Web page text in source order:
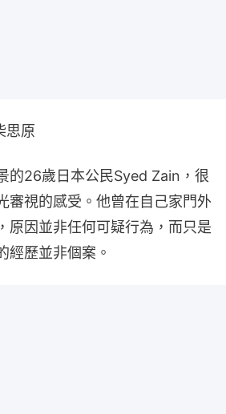
思原
的26歲日本公民Syed Zain，很
審視的感受。他曾在自己家門外
原因並非任何可疑行為，而只是
經歷並非個案。